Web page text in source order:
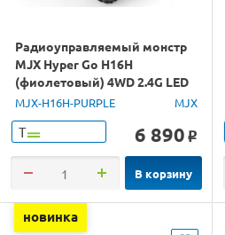
Радиоуправляемый монстр
MJX Hyper Go H16H
(фиолетовый) 4WD 2.4G LED
GPS 1/16 RTR
MJX-H16H-PURPLE MJX
Т 6 890 o
В корзину
новинка